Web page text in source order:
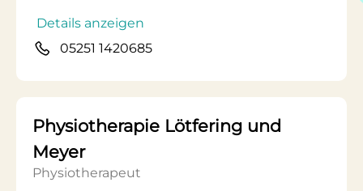
Details anzeigen
05251 1420685
Physiotherapie Lötfering und
Meyer
Physiotherapeut